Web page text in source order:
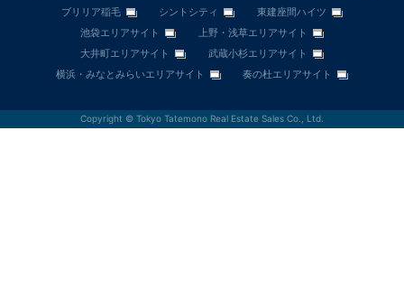
ブリリア稲毛
シントシティ
東建座間ハイツ
池袋エリアサイト
上野・浅草エリアサイト
大井町エリアサイト
武蔵小杉エリアサイト
横浜・みなとみらいエリアサイト
奏の杜エリアサイト
Copyright © Tokyo Tatemono Real Estate Sales Co., Ltd.